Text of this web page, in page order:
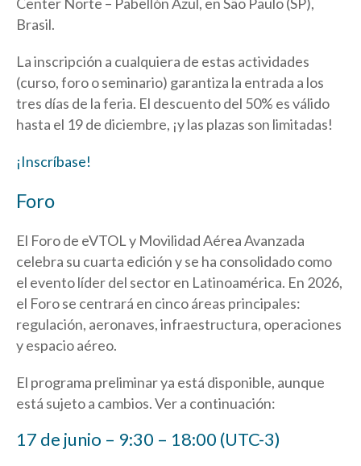
Center Norte – Pabellón Azul, en São Paulo (SP),
Brasil.
La inscripción a cualquiera de estas actividades
(curso, foro o seminario) garantiza la entrada a los
tres días de la feria. El descuento del 50% es válido
hasta el 19 de diciembre, ¡y las plazas son limitadas!
¡Inscríbase!
Foro
El Foro de eVTOL y Movilidad Aérea Avanzada
celebra su cuarta edición y se ha consolidado como
el evento líder del sector en Latinoamérica. En 2026,
el Foro se centrará en cinco áreas principales:
regulación, aeronaves, infraestructura, operaciones
y espacio aéreo.
El programa preliminar ya está disponible, aunque
está sujeto a cambios. Ver a continuación:
17 de junio – 9:30 – 18:00 (UTC-3)